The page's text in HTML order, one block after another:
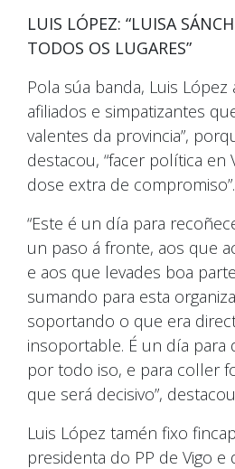
LUIS LÓPEZ: “LUISA
TODOS OS LUGARES”
Pola súa banda, Luis López
afiliados e simpatizantes
valentes da provincia”,
destacou, “facer política en
dose extra de compromiso”.
“Este é un día para
un paso á fronte, aos que
e aos que levades boa
sumando para esta
soportando o que era
insoportable. É un día para
por todo iso, e para coller
que será decisivo”,
Luis López tamén fixo
presidenta do PP de Vigo e